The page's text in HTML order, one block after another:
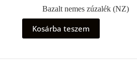
Bazalt nemes zúzalék (NZ)
Kosárba teszem